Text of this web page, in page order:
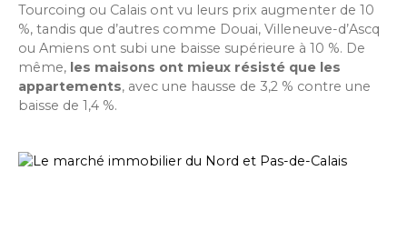
Tourcoing ou Calais ont vu leurs prix augmenter de 10
%, tandis que d’autres comme Douai, Villeneuve-d’Ascq
ou Amiens ont subi une baisse supérieure à 10 %. De
même, les maisons ont mieux résisté que les
appartements, avec une hausse de 3,2 % contre une
baisse de 1,4 %.